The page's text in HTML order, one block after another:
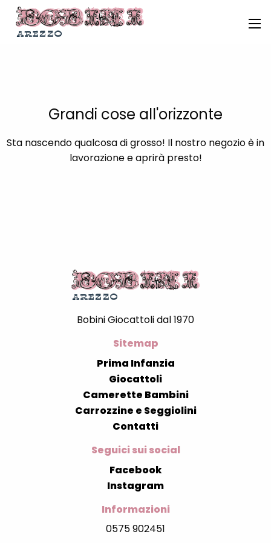
Grandi cose all'orizzonte
Sta nascendo qualcosa di grosso! Il nostro negozio è in
lavorazione e aprirà presto!
Bobini Giocattoli dal 1970
Sitemap
Prima Infanzia
Giocattoli
Camerette Bambini
Carrozzine e Seggiolini
Contatti
Seguici sui social
Facebook
Instagram
Informazioni
0575 902451